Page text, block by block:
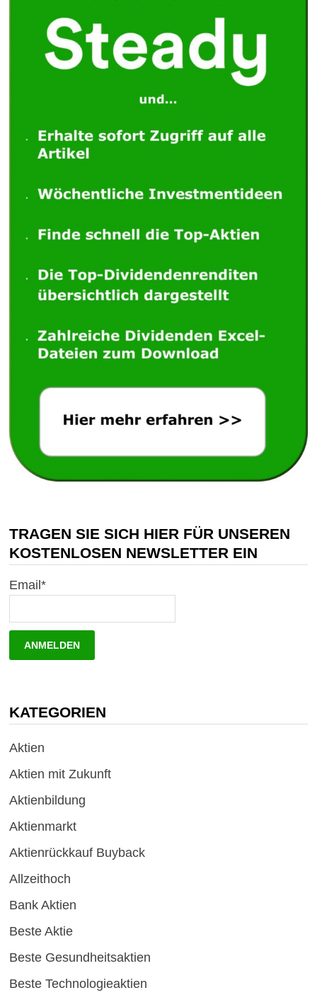
TRAGEN SIE SICH HIER FÜR UNSEREN
KOSTENLOSEN NEWSLETTER EIN
Email*
KATEGORIEN
Aktien
Aktien mit Zukunft
Aktienbildung
Aktienmarkt
Aktienrückkauf Buyback
Allzeithoch
Bank Aktien
Beste Aktie
Beste Gesundheitsaktien
Beste Technologieaktien